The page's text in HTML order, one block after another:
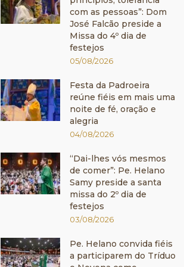
com as pessoas”: Dom
José Falcão preside a
Missa do 4º dia de
festejos
05/08/2026
Festa da Padroeira
reúne fiéis em mais uma
noite de fé, oração e
alegria
04/08/2026
“Dai-lhes vós mesmos
de comer”: Pe. Helano
Samy preside a santa
missa do 2º dia de
festejos
03/08/2026
Pe. Helano convida fiéis
a participarem do Tríduo